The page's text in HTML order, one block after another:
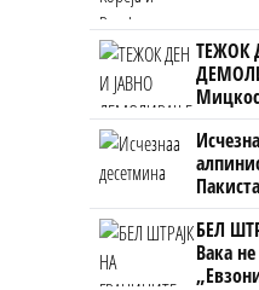
ТЕЖОК
ништо,
БЕЛ
Вака